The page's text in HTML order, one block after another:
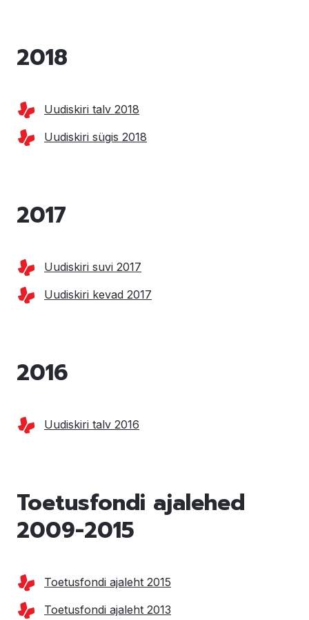
2018
Uudiskiri talv 2018
Uudiskiri sügis 2018
2017
Uudiskiri suvi 2017
Uudiskiri kevad 2017
2016
Uudiskiri talv 2016
Toetusfondi ajalehed
2009-2015
Toetusfondi ajaleht 2015
Toetusfondi ajaleht 2013